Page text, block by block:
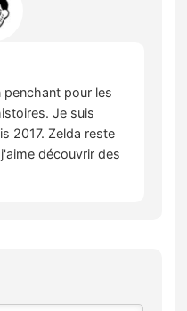
penchant pour les
Je suis
2017. Zelda reste
découvrir des